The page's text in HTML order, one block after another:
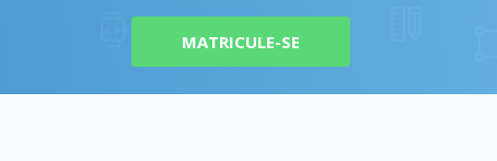
MATRICULE-SE